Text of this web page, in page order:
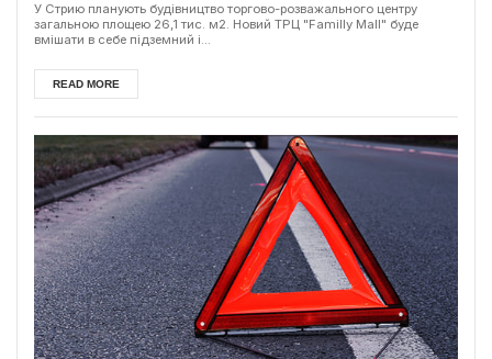
У Стрию планують будівництво торгово-розважального центру
загальною площею 26,1 тис. м2. Новий ТРЦ "Familly Mall" буде
вмішати в себе підземний і...
READ MORE